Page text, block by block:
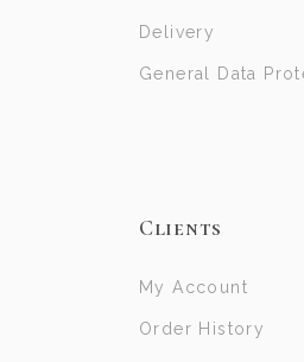
Delivery
General Data
Clients
My Account
Order History